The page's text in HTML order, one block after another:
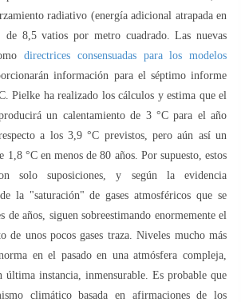
radiativo (energía adicional atrapada en
de 8,5 vatios por metro cuadrado. Las nuevas
directrices consensuadas para los modelos
información para el séptimo informe
Pielke ha realizado los cálculos y estima que el
un calentamiento de 3 °C para el año
a los 3,9 °C previstos, pero aún así un
1,8 °C en menos de 80 años. Por supuesto, estos
solo suposiciones, y según la evidencia
la "saturación" de gases atmosféricos que se
de años, siguen sobreestimando enormemente el
de unos pocos gases traza. Niveles mucho más
en el pasado en una atmósfera compleja,
instancia, inmensurable. Es probable que
climático basada en afirmaciones de los